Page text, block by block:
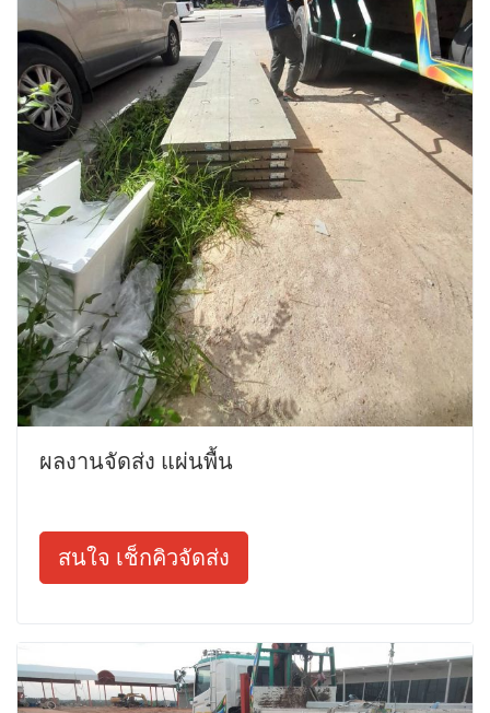
ผลงานจัดส่ง แผ่นพื้น
สนใจ เช็กคิวจัดส่ง